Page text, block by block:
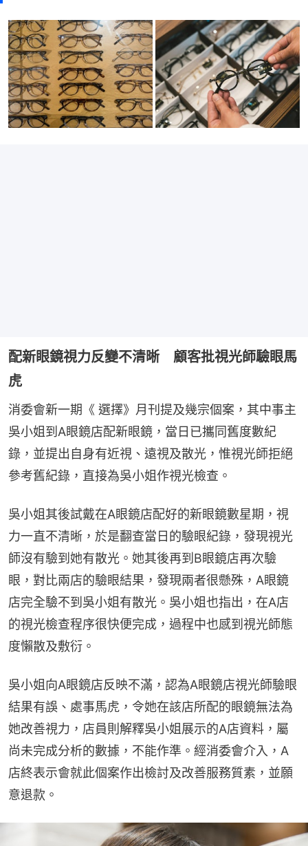
配新眼鏡視力反變不清晰 顧客批視光師驗眼馬
虎
消委會新一期《 選擇》月刊提及幾宗個案，其中事主
吳小姐到A眼鏡店配新眼鏡，當日已攜同舊度數紀
錄，並提出自身有近視、遠視及散光，惟視光師拒絕
參考舊紀錄，直接為吳小姐作視光檢查。
吳小姐其後試戴在A眼鏡店配好的新眼鏡數星期，視
力一直不清晰，於是翻查當日的驗眼紀錄，發現視光
師沒有驗到她有散光。她其後再到B眼鏡店再次驗
眼，對比兩店的驗眼結果，發現兩者很懸殊，A眼鏡
店完全驗不到吳小姐有散光。吳小姐也指出，在A店
的視光檢查程序很快便完成，過程中也感到視光師態
度懶散及敷衍。
吳小姐向A眼鏡店反映不滿，認為A眼鏡店視光師驗眼
結果有誤、處事馬虎，令她在該店所配的眼鏡無法為
她改善視力，店員則解釋吳小姐展示的A店資料，屬
尚未完成分析的數據，不能作準。經消委會介入，A
店終表示會就此個案作出檢討及改善服務質素，並願
意退款。